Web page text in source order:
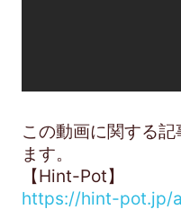
この動画に関する
ます。
【Hint-Pot】
https://hint-pot.jp/